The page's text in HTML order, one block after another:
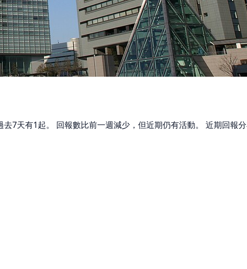
7天有1起。 回報數比前一週減少，但近期仍有活動。 近期回報